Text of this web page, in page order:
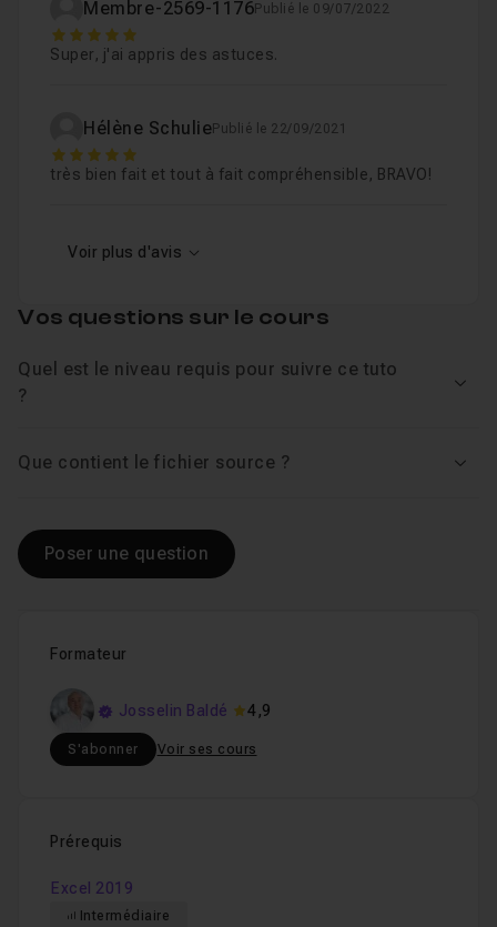
Membre-2569-1176Publié le 09/07/2022
5
Super, j'ai appris des astuces.
Hélène SchuliePublié le 22/09/2021
5
très bien fait et tout à fait compréhensible, BRAVO!
Voir plus d'avis
Formateur
Josselin Baldé 4,9
S'abonner Voir ses cours
Prérequis
Excel 2019
Intermédiaire
Vos questions sur le cours
Quel est le niveau requis pour suivre ce tuto
?
Que contient le fichier source ?
Poser une question